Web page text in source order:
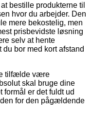
bestille produkterne til
hvor du arbejder. Den
mere bekostelig, men
prisbevidste løsning
selv at hente
bor med kort afstand
tilfælde være
skal bruge dine
formål er det fuldt ud
for den pågældende